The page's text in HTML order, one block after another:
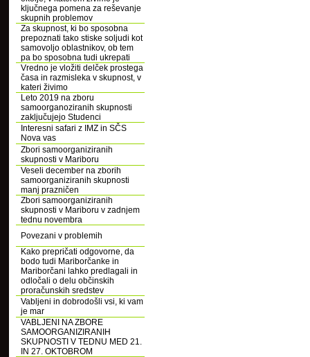
ključnega pomena za reševanje
skupnih problemov
Za skupnost, ki bo sposobna
prepoznati tako stiske soljudi kot
samovoljo oblastnikov, ob tem
pa bo sposobna tudi ukrepati
Vredno je vložiti delček prostega
časa in razmisleka v skupnost, v
kateri živimo
Leto 2019 na zboru
samoorganoziranih skupnosti
zaključujejo Studenci
Interesni safari z IMZ in SČS
Nova vas
Zbori samoorganiziranih
skupnosti v Mariboru
Veseli december na zborih
samoorganiziranih skupnosti
manj prazničen
Zbori samoorganiziranih
skupnosti v Mariboru v zadnjem
tednu novembra
Povezani v problemih
Kako prepričati odgovorne, da
bodo tudi Mariborčanke in
Mariborčani lahko predlagali in
odločali o delu občinskih
proračunskih sredstev
Vabljeni in dobrodošli vsi, ki vam
je mar
VABLJENI NA ZBORE
SAMOORGANIZIRANIH
SKUPNOSTI V TEDNU MED 21.
IN 27. OKTOBROM